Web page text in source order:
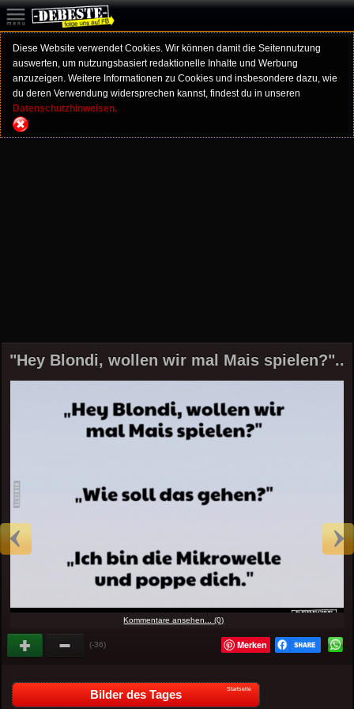
Diese Website verwendet Cookies. Wir können damit die Seitennutzung
auswerten, um nutzungsbasiert redaktionelle Inhalte und Werbung
anzuzeigen. Weitere Informationen zu Cookies und insbesondere dazu, wie
du deren Verwendung widersprechen kannst, findest du in unseren
Datenschutzhinweisen.
"Hey Blondi, wollen wir mal Mais spielen?"..
Kommentare ansehen... (0)
(-36) Merken
Bilder des Tages Startseite